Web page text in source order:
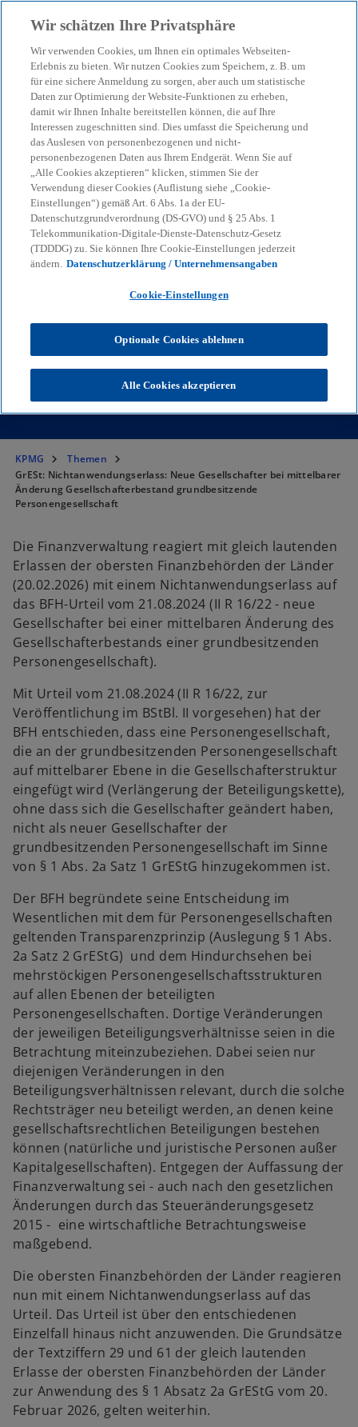
menu search
KPMG Tax News
GrESt:
Nichtanwendungserlass:
Neue Gesellschafter bei
mittelbarer Änderung
Gesellschafterbestand
grundbesitzende
Personengesellschaft
Gleich lautende Erlasse der obersten
Finanzbehörden der Länder v. 20.02.2026
KPMG
Themen
GrESt: Nichtanwendungserlass: Neue Gesellschafter bei mittelbarer
Änderung Gesellschafterbestand grundbesitzende
Personengesellschaft
Die Finanzverwaltung reagiert mit gleich lautenden
Erlassen der obersten Finanzbehörden der Länder
(20.02.2026) mit einem Nichtanwendungserlass auf
das BFH-Urteil vom 21.08.2024 (II R 16/22 - neue
Gesellschafter bei einer mittelbaren Änderung des
Gesellschafterbestands einer grundbesitzenden
Personengesellschaft).
Mit Urteil vom 21.08.2024 (II R 16/22, zur
Veröffentlichung im BStBl. II vorgesehen) hat der
BFH entschieden, dass eine Personengesellschaft,
die an der grundbesitzenden Personengesellschaft
auf mittelbarer Ebene in die Gesellschafterstruktur
eingefügt wird (Verlängerung der Beteiligungskette),
ohne dass sich die Gesellschafter geändert haben,
nicht als neuer Gesellschafter der
grundbesitzenden Personengesellschaft im Sinne
von § 1 Abs. 2a Satz 1 GrEStG hinzugekommen ist.
Der BFH begründete seine Entscheidung im
Wesentlichen mit dem für Personengesellschaften
geltenden Transparenzprinzip (Auslegung § 1 Abs.
2a Satz 2 GrEStG) und dem Hindurchsehen bei
mehrstöckigen Personengesellschaftsstrukturen
auf allen Ebenen der beteiligten
Personengesellschaften. Dortige Veränderungen
der jeweiligen Beteiligungsverhältnisse seien in die
Betrachtung miteinzubeziehen. Dabei seien nur
diejenigen Veränderungen in den
Beteiligungsverhältnissen relevant, durch die solche
Rechtsträger neu beteiligt werden, an denen keine
gesellschaftsrechtlichen Beteiligungen bestehen
können (natürliche und juristische Personen außer
Kapitalgesellschaften). Entgegen der Auffassung der
Finanzverwaltung sei - auch nach den gesetzlichen
Änderungen durch das Steueränderungsgesetz
2015 - eine wirtschaftliche Betrachtungsweise
maßgebend.
Die obersten Finanzbehörden der Länder reagieren
nun mit einem Nichtanwendungserlass auf das
Urteil. Das Urteil ist über den entschiedenen
Einzelfall hinaus nicht anzuwenden. Die Grundsätze
der Textziffern 29 und 61 der gleich lautenden
Erlasse der obersten Finanzbehörden der Länder
zur Anwendung des § 1 Absatz 2a GrEStG vom 20.
Februar 2026, gelten weiterhin.
Wir schätzen Ihre Privatsphäre
Wir verwenden Cookies, um Ihnen ein optimales Webseiten-
Erlebnis zu bieten. Wir nutzen Cookies zum Speichern, z. B. um
für eine sichere Anmeldung zu sorgen, aber auch um statistische
Daten zur Optimierung der Website-Funktionen zu erheben,
damit wir Ihnen Inhalte bereitstellen können, die auf Ihre
Interessen zugeschnitten sind. Dies umfasst die Speicherung und
das Auslesen von personenbezogenen und nicht-
personenbezogenen Daten aus Ihrem Endgerät. Wenn Sie auf
„Alle Cookies akzeptieren“ klicken, stimmen Sie der
Verwendung dieser Cookies (Auflistung siehe „Cookie-
Einstellungen“) gemäß Art. 6 Abs. 1a der EU-
Datenschutzgrundverordnung (DS-GVO) und § 25 Abs. 1
Telekommunikation-Digitale-Dienste-Datenschutz-Gesetz
(TDDDG) zu. Sie können Ihre Cookie-Einstellungen jederzeit
ändern. Datenschutzerklärung / Unternehmensangaben
Cookie-Einstellungen
Optionale Cookies ablehnen
Alle Cookies akzeptieren